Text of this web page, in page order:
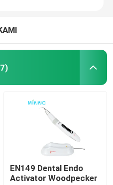
EN149 Dental Endo
Activator Woodpecker